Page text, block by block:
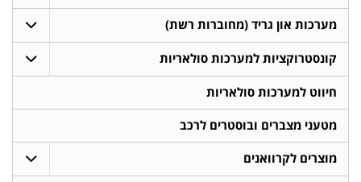
מערכות און גריד (מחוברות רשת)
קונסטרוקציות למערכות סולאריות
חיווט למערכות סולאריות
מטעני מצברים ובוסטרים לרכב
מוצרים לקרוואנים